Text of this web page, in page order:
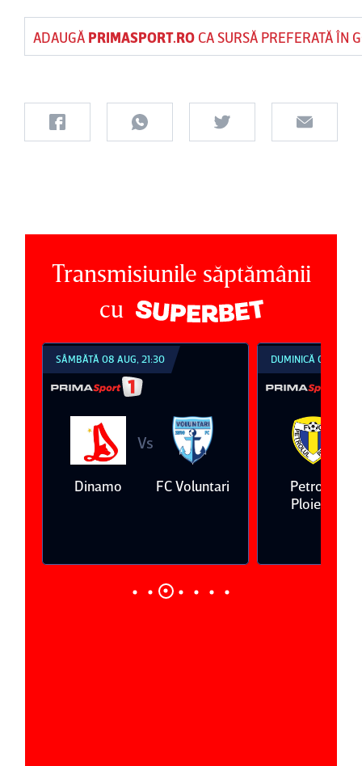
ADAUGĂ PRIMASPORT.ROCA SURSĂ PREFERATĂ ÎN
Transmisiunile săptămânii
cu
SÂMBĂTĂ 08 AUG, 21:30
Dinamo
Vs
FC Voluntari
DUMINICĂ 09 AUG,
Petrolul
Ploieşti